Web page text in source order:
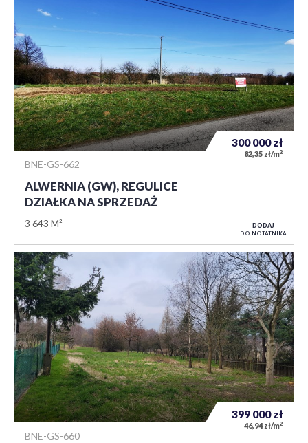
BNE-GS-662
ALWERNIA (GW), REGULICE
DZIAŁKA NA SPRZEDAŻ
3 643 M²
300 000zł
82,35 zł/m2
DODAJ
DO NOTATNIKA
BNE-GS-660
399 000zł
46,94 zł/m2